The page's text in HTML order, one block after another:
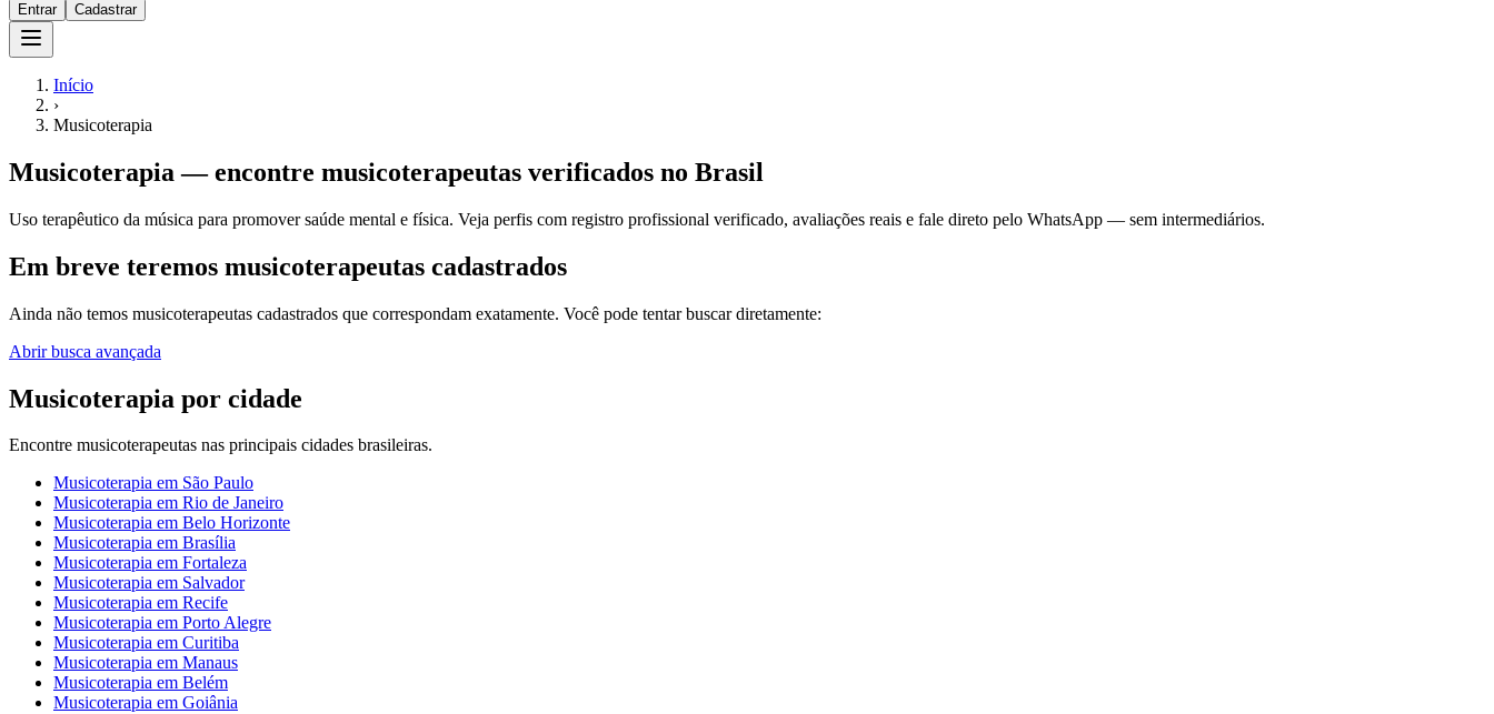
Entrar Cadastrar
Início
›
Musicoterapia
Musicoterapia — encontre musicoterapeutas verificados no Brasil
Uso terapêutico da música para promover saúde mental e física. Veja perfis com registro profissional verificado, avaliações reais e fale direto pelo WhatsApp — sem intermediários.
Em breve teremos musicoterapeutas cadastrados
Ainda não temos musicoterapeutas cadastrados que correspondam exatamente. Você pode tentar buscar diretamente:
Abrir busca avançada
Musicoterapia por cidade
Encontre musicoterapeutas nas principais cidades brasileiras.
Musicoterapia em São Paulo
Musicoterapia em Rio de Janeiro
Musicoterapia em Belo Horizonte
Musicoterapia em Brasília
Musicoterapia em Fortaleza
Musicoterapia em Salvador
Musicoterapia em Recife
Musicoterapia em Porto Alegre
Musicoterapia em Curitiba
Musicoterapia em Manaus
Musicoterapia em Belém
Musicoterapia em Goiânia